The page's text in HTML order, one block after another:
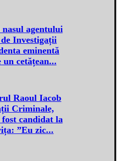
agentului
Investigații
eminentă
cetățean...
Raoul Iacob
Criminale,
candidat la
”Eu zic...